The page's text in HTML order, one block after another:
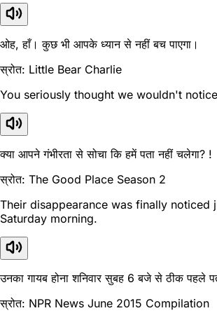
ओह, हाँ। कुछ भी आपके ध्यान से नहीं बच पाएगा।
स्रोत: Little Bear Charlie
You seriously thought we wouldn't
क्या आपने गंभीरता से सोचा कि हमें पता नहीं चलेगा? !
स्रोत: The Good Place Season 2
Their disappearance was finally noticed
Saturday morning.
उनका गायब होना शनिवार सुबह 6 बजे से ठीक पहले
स्रोत: NPR News June 2015 Compilation